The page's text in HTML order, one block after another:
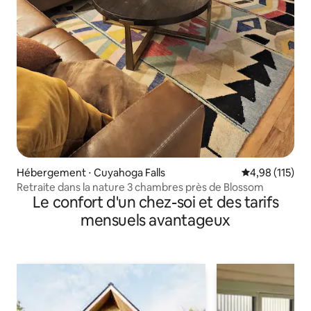
Hébergement ⋅ Cuyahoga Falls Évaluation
4,98 (115)
Retraite dans la nature 3 chambres près de Blossom
Le confort d'un chez-soi et des tarifs
mensuels avantageux